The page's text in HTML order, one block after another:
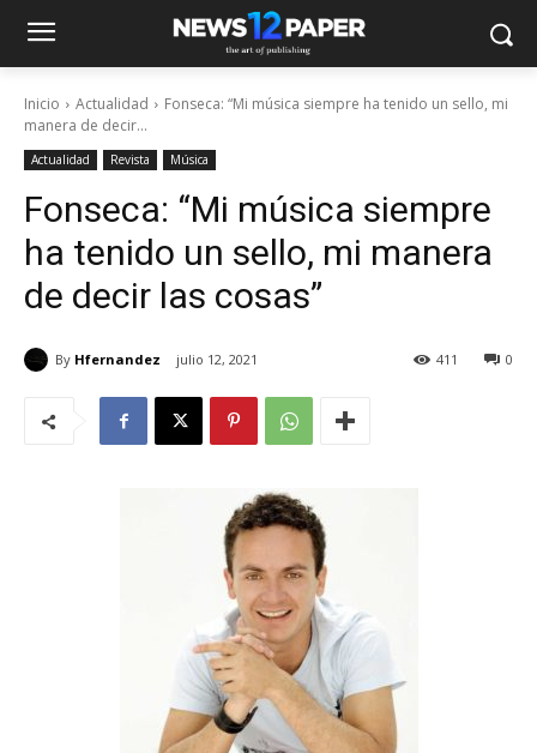
Inicio Actualidad
Fonseca: “Mi música siempre ha tenido un sello, mi
manera de decir...
Actualidad Revista Música
Fonseca: “Mi música siempre
ha tenido un sello, mi manera
de decir las cosas”
By Hfernandez julio 12, 2021 0
411